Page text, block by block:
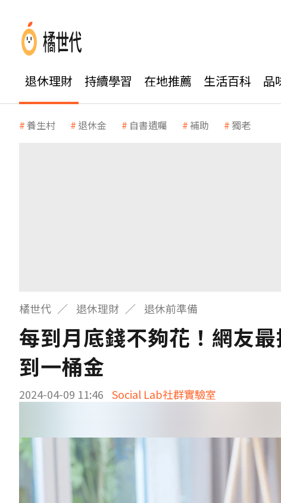
退休理財 持續學習 在地推薦 生活百科 品
養生村 退休金 自書遺囑 補助 獨老
橘世代 退休理財 退休前準備
每到月底錢不夠花！網友
到一桶金
2024-04-09 11:46 Social Lab社群實驗室